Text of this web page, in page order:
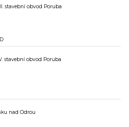
stavební obvod Poruba
stavební obvod Poruba
nad Odrou